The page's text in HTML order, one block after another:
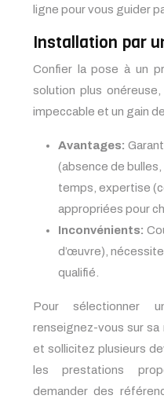
ligne pour vous guider
Installation par
Confier la pose à un
solution plus
impeccable et un gain
Avantages:
(absence de
temps, expertise
appropriées pour
Inconvénients:
d’œuvre),
qualifié.
Pour sélectionner
renseignez-vous sur
et sollicitez plusieurs
les prestations
demander des